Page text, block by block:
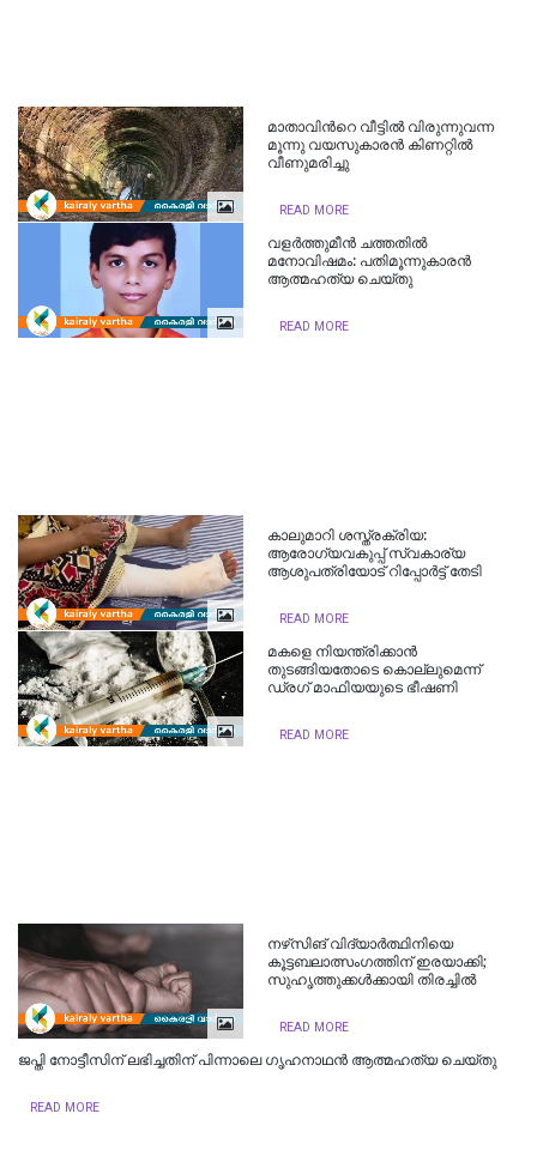
മാതാവിന്‍റെ വീട്ടിൽ വിരുന്നുവന്ന
മൂന്നു വയസുകാരൻ കിണറ്റിൽ
വീണുമരിച്ചു
READ MORE
വളർത്തുമീൻ ചത്തതില്‍
മനോവിഷമം: പതിമൂന്നുകാരൻ
ആത്മഹത്യ ചെയ്തു
READ MORE
കാലുമാറി ശസ്ത്രക്രിയ:
ആരോഗ്യവകുപ്പ് സ്വകാര്യ
ആശുപത്രിയോട് റിപ്പോർട്ട് തേടി
READ MORE
മകളെ നിയന്ത്രിക്കാന്‍
തുടങ്ങിയതോടെ കൊല്ലുമെന്ന്
ഡ്രഗ് മാഫിയയുടെ ഭീഷണി
READ MORE
നഴ്‌സിങ് വിദ്യാർത്ഥിനിയെ
കൂട്ടബലാത്സംഗത്തിന് ഇരയാക്കി;
സുഹൃത്തുക്കൾക്കായി തിരച്ചിൽ
READ MORE
ജപ്തി നോട്ടീസിന് ലഭിച്ചതിന് പിന്നാലെ ഗൃഹനാഥൻ ആത്മഹത്യ ചെയ്തു
READ MORE